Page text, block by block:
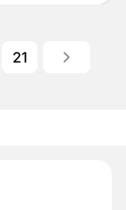
21